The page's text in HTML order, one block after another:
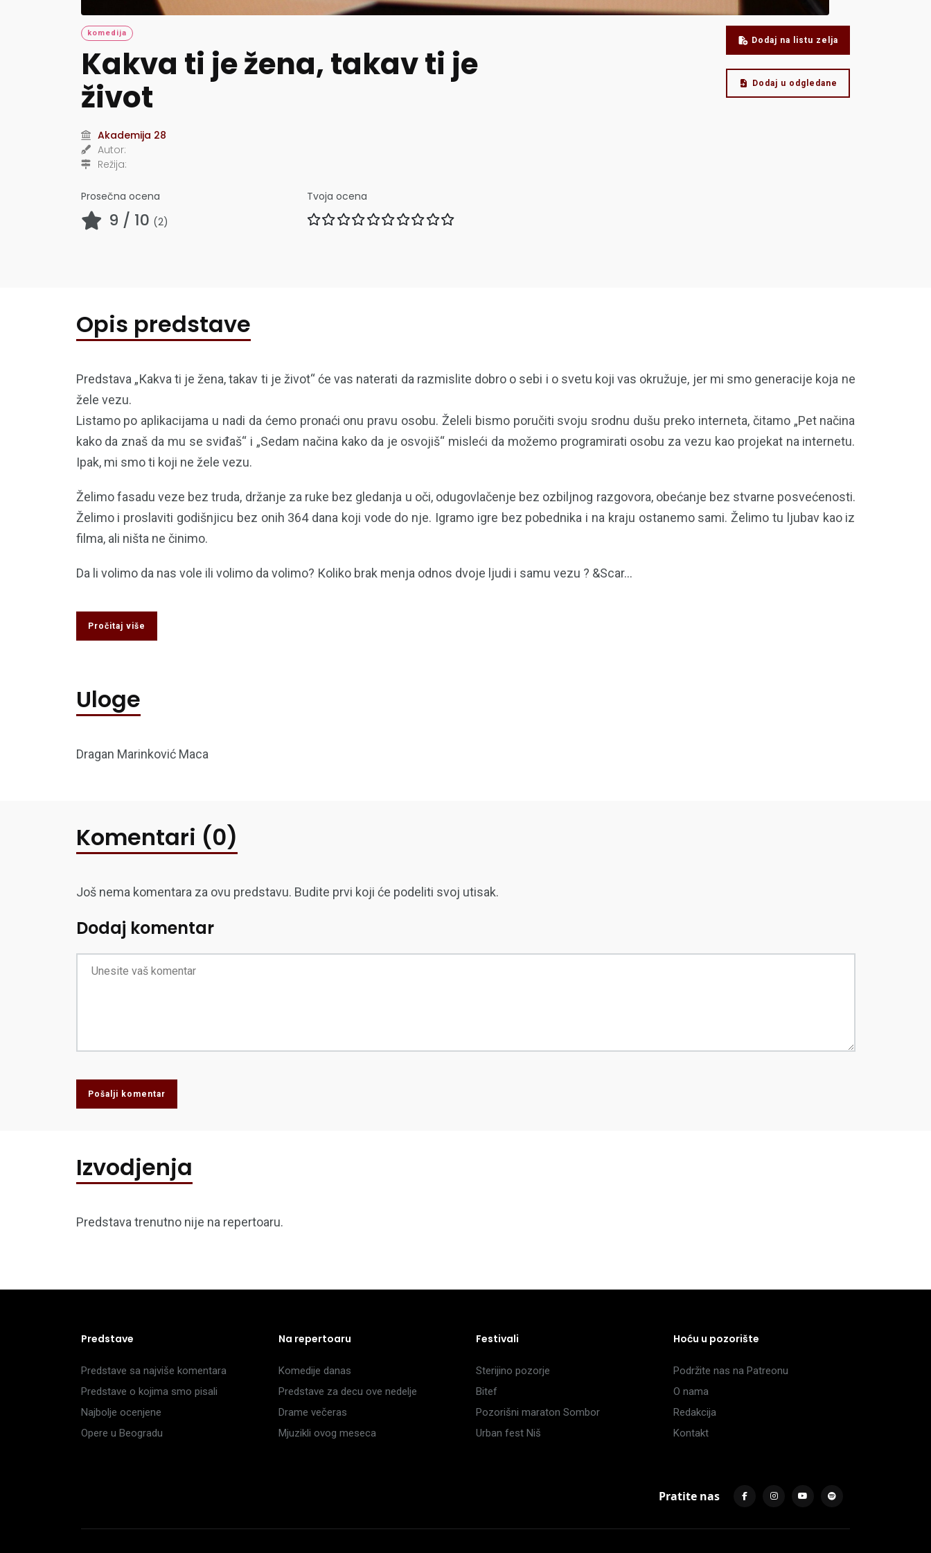
komedija
Kakva ti je žena, takav ti je
život
Akademija 28
Autor:
Režija:
Prosečna ocena
9 / 10 (2)
Tvoja ocena
Dodaj na listu zelja
Dodaj u odgledane
Opis predstave
Predstava „Кakva ti je žena, takav ti je život“ će vas naterati da razmislite dobro o sebi i o svetu koji vas okružuje, jer mi smo generacije koja ne
žele vezu.
Listamo po aplikacijama u nadi da ćemo pronaći onu pravu osobu. Želeli bismo poručiti svoju srodnu dušu preko interneta, čitamo „Pet načina
kako da znaš da mu se sviđaš“ i „Sedam načina kako da je osvojiš“ misleći da možemo programirati osobu za vezu kao projekat na internetu.
Ipak, mi smo ti koji ne žele vezu.
Želimo fasadu veze bez truda, držanje za ruke bez gledanja u oči, odugovlačenje bez ozbiljnog razgovora, obećanje bez stvarne posvećenosti.
Želimo i proslaviti godišnjicu bez onih 364 dana koji vode do nje. Igramo igre bez pobednika i na kraju ostanemo sami. Želimo tu ljubav kao iz
filma, ali ništa ne činimo.
Da li volimo da nas vole ili volimo da volimo? Кoliko brak menja odnos dvoje ljudi i samu vezu ? &Scar...
Pročitaj više
Uloge
Dragan Marinković Maca
Komentari (0)
Još nema komentara za ovu predstavu. Budite prvi koji će podeliti svoj utisak.
Dodaj komentar
Pošalji komentar
Izvodjenja
Predstava trenutno nije na repertoaru.
Predstave
Predstave sa najviše komentara
Predstave o kojima smo pisali
Najbolje ocenjene
Opere u Beogradu
Na repertoaru
Komedije danas
Predstave za decu ove nedelje
Drame večeras
Mjuzikli ovog meseca
Festivali
Sterijino pozorje
Bitef
Pozorišni maraton Sombor
Urban fest Niš
Hoću u pozorište
Podržite nas na Patreonu
O nama
Redakcija
Kontakt
Pratite nas